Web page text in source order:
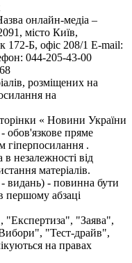
онлайн-медіа –
місто Київ,
Б, офіс 208/1 E-mail:
044-205-43-00
розміщених на
на
« Новини України
- обов'язкове пряме
гіперпосилання .
незалежності від
матеріалів.
- видань) - повинна бути
першому абзаці
"Заява",
"Тест-драйв",
на правах